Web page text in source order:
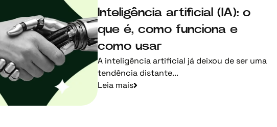
Inteligência artificial (IA): o
que é, como funciona e
como usar
A inteligência artificial já deixou de ser uma
tendência distante...
Leia mais